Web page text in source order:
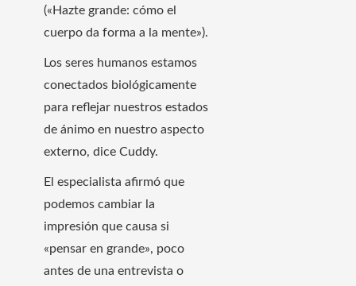
(«Hazte grande: cómo el
cuerpo da forma a la mente»).
Los seres humanos estamos
conectados biológicamente
para reflejar nuestros estados
de ánimo en nuestro aspecto
externo, dice Cuddy.
El especialista afirmó que
podemos cambiar la
impresión que causa si
«pensar en grande», poco
antes de una entrevista o